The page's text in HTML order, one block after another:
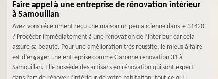
Faire appel à une entreprise de rénovation intérieur
à Samouillan
Avez-vous récemment reçu une maison un peu ancienne dans le 31420
? Procéder immédiatement à une rénovation de l’intérieur car cela
assure sa beauté. Pour une amélioration très réussite, le mieux à faire
est d’engager une entreprise comme Garonne renovation 31 à
Samouillan. Elle possède des artisans en rénovation qui sont expert